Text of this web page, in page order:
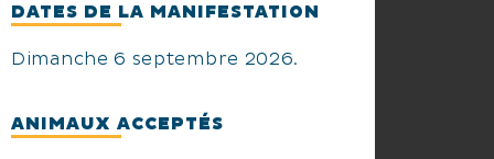
DATES DE LA MANIFESTATION
Dimanche 6 septembre 2026.
ANIMAUX ACCEPTÉS